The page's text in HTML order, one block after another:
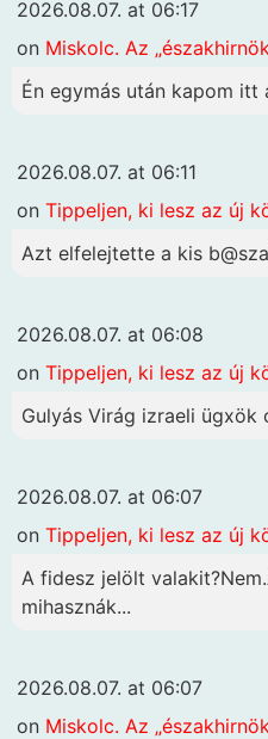
2026.08.07. at 06:17
on Miskolc. Az
Én egymás után kapom itt
2026.08.07. at 06:11
on Tippeljen, ki lesz az új
Azt elfelejtette a kis
2026.08.07. at 06:08
on Tippeljen, ki lesz az új
Gulyás Virág izraeli ügxök
2026.08.07. at 06:07
on Tippeljen, ki lesz az új
A fidesz jelölt
mihasznák...
2026.08.07. at 06:07
on Miskolc. Az